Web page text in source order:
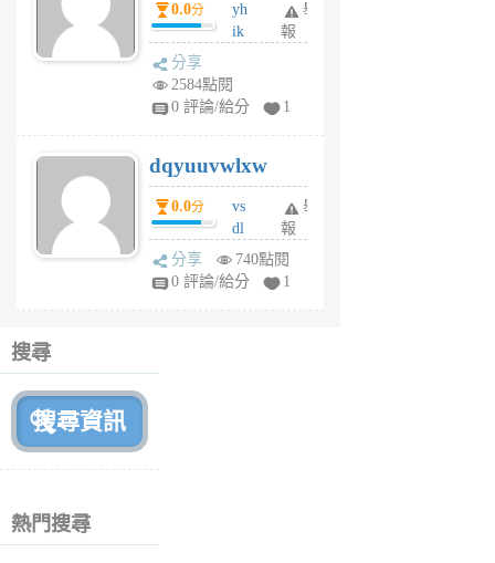
前
0.0分
yh
ik
tu
6
個
月
前
舉
報
分享
2584點閱
0 評論/給分
1
dqyuuvwlxw
0.0分
vs
dl
sq
fy
舉
報
分享
740點閱
0 評論/給分
1
搜尋
熱門搜尋